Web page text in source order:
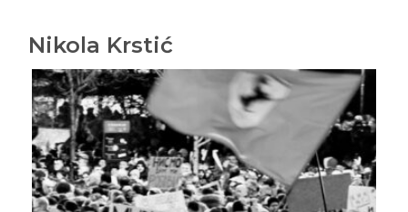
Nikola Krstić